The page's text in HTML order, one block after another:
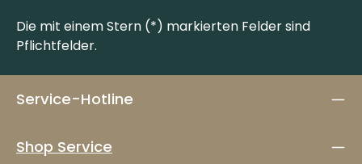
Die mit einem Stern (*) markierten Felder sind
Pflichtfelder.
Service-Hotline
Shop Service